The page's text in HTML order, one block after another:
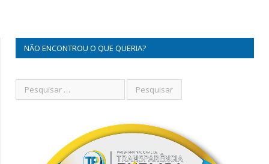
NÃO ENCONTROU O QUE QUERIA?